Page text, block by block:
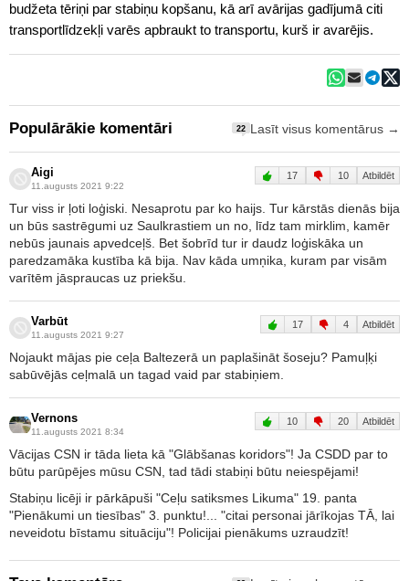
budžeta tēriņi par stabiņu kopšanu, kā arī avārijas gadījumā citi
transportlīdzekļi varēs apbraukt to transportu, kurš ir avarējis.
Populārākie komentāri 22 Lasīt visus komentārus →
Aigi
11.augusts 2021 9:22
17 10 Atbildēt
Tur viss ir ļoti loģiski. Nesaprotu par ko haijs. Tur kārstās dienās bija
un būs sastrēgumi uz Saulkrastiem un no, līdz tam mirklim, kamēr
nebūs jaunais apvedceļš. Bet šobrīd tur ir daudz loģiskāka un
paredzamāka kustība kā bija. Nav kāda umņika, kuram par visām
varītēm jāspraucas uz priekšu.
Varbūt
11.augusts 2021 9:27
17 4 Atbildēt
Nojaukt mājas pie ceļa Baltezerā un paplašināt šoseju? Pamuļķi
sabūvējās ceļmalā un tagad vaid par stabiņiem.
Vernons
11.augusts 2021 8:34
10 20 Atbildēt
Vācijas CSN ir tāda lieta kā "Glābšanas koridors"! Ja CSDD par to
būtu parūpējes mūsu CSN, tad tādi stabiņi būtu neiespējami!
Stabiņu licēji ir pārkāpuši "Ceļu satiksmes Likuma" 19. panta
"Pienākumi un tiesības" 3. punktu!... "citai personai jārīkojas TĀ, lai
neveidotu bīstamu situāciju"! Policijai pienākums uzraudzīt!